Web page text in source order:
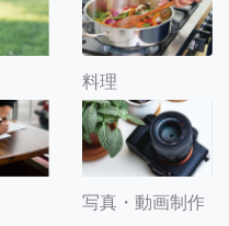
料理
写真・動画制作